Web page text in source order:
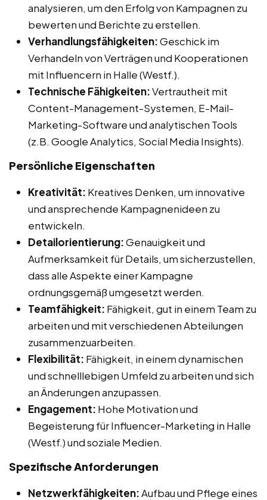
analysieren, um den Erfolg von Kampagnen zu
bewerten und Berichte zu erstellen.
Verhandlungsfähigkeiten:Geschick im
Verhandeln von Verträgen und Kooperationen
mit Influencern in Halle (Westf.).
Technische Fähigkeiten:Vertrautheit mit
Content-Management-Systemen, E-Mail-
Marketing-Software und analytischen Tools
(z.B. Google Analytics, Social Media Insights).
Persönliche Eigenschaften
Kreativität: Kreatives Denken, um innovative
und ansprechende Kampagnenideen zu
entwickeln.
Detailorientierung:Genauigkeit und
Aufmerksamkeit für Details, um sicherzustellen,
dass alle Aspekte einer Kampagne
ordnungsgemäß umgesetzt werden.
Teamfähigkeit: Fähigkeit, gut in einem Team zu
arbeiten und mit verschiedenen Abteilungen
zusammenzuarbeiten.
Flexibilität: Fähigkeit, in einem dynamischen
und schnelllebigen Umfeld zu arbeiten und sich
an Änderungen anzupassen.
Engagement: Hohe Motivation und
Begeisterung für Influencer-Marketing in Halle
(Westf.) und soziale Medien.
Spezifische Anforderungen
Netzwerkfähigkeiten:Aufbau und Pflege eines